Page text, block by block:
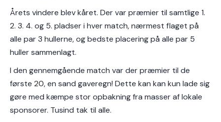
Årets vindere blev kåret. Der var præmier til samtlige 1.
2. 3. 4. og 5. pladser i hver match, nærmest flaget på
alle par 3 hullerne, og bedste placering på alle par 5
huller sammenlagt.
I den gennemgående match var der præmier til de
første 20, en sand gaveregn! Dette kan kan kun lade sig
gøre med kæmpe stor opbakning fra masser af lokale
sponsorer. Tusind tak til alle.